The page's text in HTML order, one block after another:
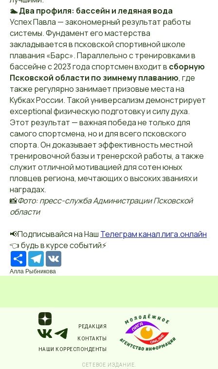
🏊 Два профиля: бассейн и ледяная вода
Успех Павла — закономерный результат работы
системы. Фундамент его мастерства
закладывается в псковской спортивной школе
плавания «Барс». Параллельно с тренировками в
бассейне с 2023 года спортсмен входит в сборную
Псковской области по зимнему плаванию, где
также регулярно занимает призовые места на
Кубках России. Такой универсализм демонстрирует
exceptional физическую подготовку и силу духа.
Этот результат — важная победа не только для
самого спортсмена, но и для всего псковского
спорта. Он доказывает эффективность местной
тренировочной базы и тренерской работы, а также
служит отличной мотивацией для сотен юных
пловцев региона, мечтающих о высоких званиях и
наградах.
📸Фото: пресс-служба Администрации Псковской
области
📢Подписывайся на Наш Телеграм канал лига.онлайн
👈 будь в курсе событий⚡️
РесурсTelegram
Алла Рыбникова
КОНТАКТЫ
НАШИ КОРРЕСПОНДЕНТЫ
РЕДАКЦИЯ
СЕТЕВОЕ ИЗДАНИЕ.